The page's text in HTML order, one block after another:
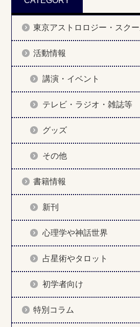
東京アストロロジー・スク
活動情報
講演・イベント
テレビ・ラジオ・雑誌等
グッズ
その他
書籍情報
新刊
心理学や神話世界
占星術やタロット
初学者向け
特別コラム